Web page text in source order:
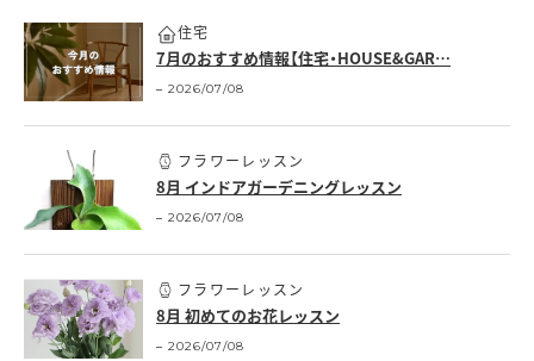
住宅
7月のおすすめ情報【住宅・HOUSE&GAR…
2026/07/08
フラワーレッスン
8月 インドアガーデニングレッスン
2026/07/08
フラワーレッスン
8月 初めてのお花レッスン
2026/07/08